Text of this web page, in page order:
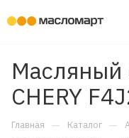
Масляный
CHERY
Главная — Каталог —